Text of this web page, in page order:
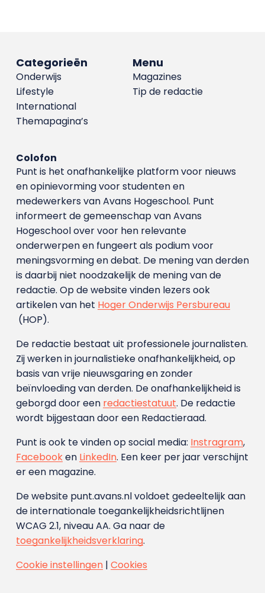
Menu
Magazines
Tip de redactie
Categorieën
Onderwijs
Lifestyle
International
Themapagina’s
Colofon
Punt is het onafhankelijke platform voor nieuws
en opinievorming voor studenten en
medewerkers van Avans Hoge­school. Punt
informeert de gemeenschap van Avans
Hogeschool over voor hen relevante
onderwerpen en fungeert als podium voor
meningsvorming en debat. De mening van derden
is daarbij niet noodzakelijk de mening van de
redactie. Op de website vinden lezers ook
artikelen van het Hoger Onderwijs Persbureau
(HOP).
De redactie bestaat uit professionele journalisten.
Zij werken in journalistieke onafhankelijkheid, op
basis van vrije nieuwsgaring en zonder
beïnvloeding van derden. De onafhankelijkheid is
geborgd door een redactiestatuut. De redactie
wordt bijgestaan door een Redactieraad.
Punt is ook te vinden op social media: Instragram,
Facebooken LinkedIn. Een keer per jaar verschijnt
er een magazine.
De website punt.avans.nl voldoet gedeeltelijk aan
de internationale toegankelijkheidsrichtlijnen
WCAG 2.1, niveau AA. Ga naar de
toegankelijkheidsverklaring.
Cookie instellingen| Cookies